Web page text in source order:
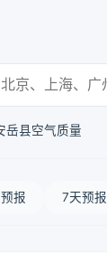
岳县空气质量
报 7天预报